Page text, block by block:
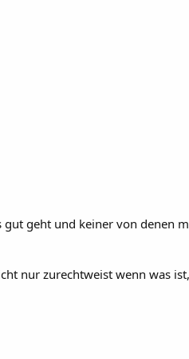
geht und keiner von denen
nur zurechtweist wenn was